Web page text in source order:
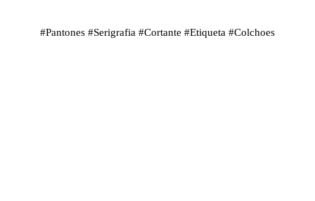
#Pantones #Serigrafia #Cortante #Etiqueta #Colchoes